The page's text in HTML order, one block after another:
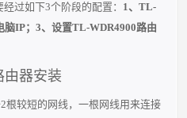
过如下3个阶段的配置： 1、TL-
脑IP；3、设置TL-WDR4900路由
由器安装
2根较短的网线，一根网线用来连接